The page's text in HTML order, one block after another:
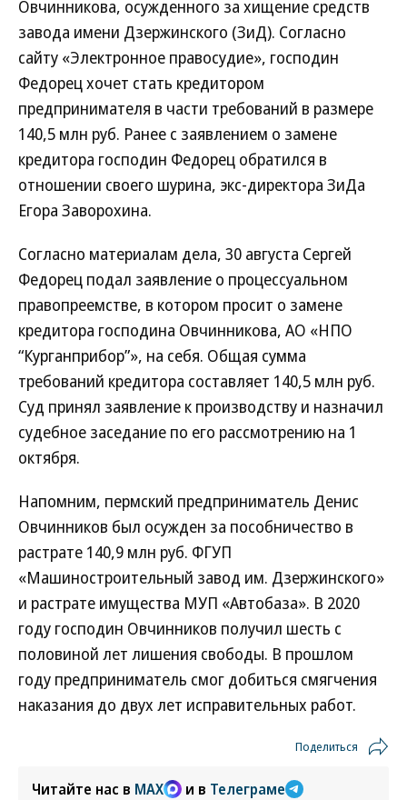
Овчинникова, осужденного за хищение средств
завода имени Дзержинского (ЗиД). Согласно
сайту «Электронное правосудие», господин
Федорец хочет стать кредитором
предпринимателя в части требований в размере
140,5 млн руб. Ранее с заявлением о замене
кредитора господин Федорец обратился в
отношении своего шурина, экс-директора ЗиДа
Егора Заворохина.
Согласно материалам дела, 30 августа Сергей
Федорец подал заявление о процессуальном
правопреемстве, в котором просит о замене
кредитора господина Овчинникова, АО «НПО
“Курганприбор”», на себя. Общая сумма
требований кредитора составляет 140,5 млн руб.
Суд принял заявление к производству и назначил
судебное заседание по его рассмотрению на 1
октября.
Напомним, пермский предприниматель Денис
Овчинников был осужден за пособничество в
растрате 140,9 млн руб. ФГУП
«Машиностроительный завод им. Дзержинского»
и растрате имущества МУП «Автобаза». В 2020
году господин Овчинников получил шесть с
половиной лет лишения свободы. В прошлом
году предприниматель смог добиться смягчения
наказания до двух лет исправительных работ.
Поделиться
Читайте нас в MAX и в Телеграме